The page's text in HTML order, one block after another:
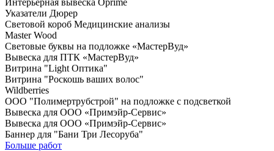
Указатели Дюрер
Световой короб Медицинские анализы
Master Wood
Световые буквы на подложке «МастерВуд»
Вывеска для ПТК «МастерВуд»
Витрина "Light Оптика"
Витрина "Роскошь ваших волос"
Wildberries
ООО "Полимертрубстрой" на подложке с подсветкой
Вывеска для ООО «Примэйр-Сервис»
Вывеска для ООО «Примэйр-Сервис»
Баннер для "Бани Три Лесоруба"
Больше работ